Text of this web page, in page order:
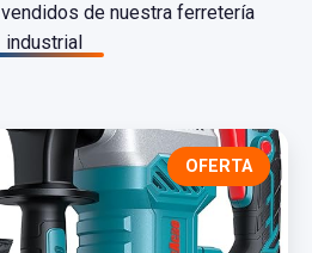
de nuestra ferretería
industrial
OFERTA